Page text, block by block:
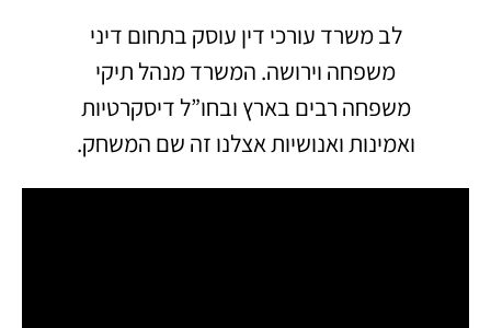
לב משרד עורכי דין עוסק בתחום דיני
משפחה וירושה. המשרד מנהל תיקי
משפחה רבים בארץ ובחו”ל דיסקרטיות
ואמינות ואנושיות אצלנו זה שם המשחק.